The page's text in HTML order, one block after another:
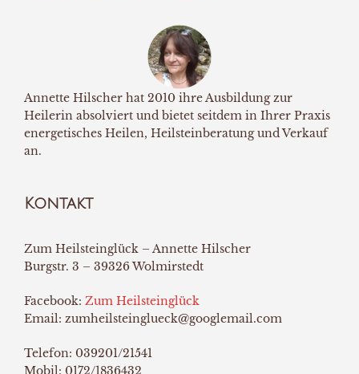
Annette Hilscher hat 2010 ihre Ausbildung zur
Heilerin absolviert und bietet seitdem in Ihrer Praxis
energetisches Heilen, Heilsteinberatung und Verkauf
an.
Kontakt
Zum Heilsteinglück – Annette Hilscher
Burgstr. 3 – 39326 Wolmirstedt
Facebook: Zum Heilsteinglück
Email: zumheilsteinglueck@googlemail.com
Telefon: 039201/21541
Mobil: 0172/1836432